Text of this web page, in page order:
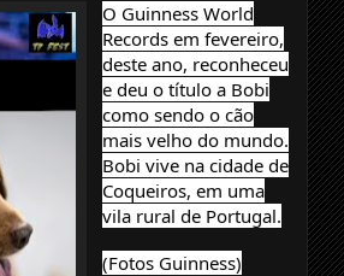
O Guinness World
Records em fevereiro,
deste ano, reconheceu
e deu o título a Bobi
como sendo o cão
mais velho do mundo.
Bobi vive na cidade de
Coqueiros, em uma
vila rural de Portugal.
(Fotos Guinness)